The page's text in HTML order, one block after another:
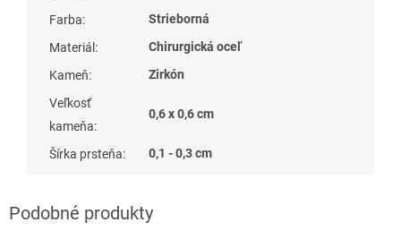
Farba:
Strieborná
Materiál :
Chirurgická oceľ
Kameň:
Zirkón
Veľkosť
kameňa:
0,6 x 0,6 cm
Šírka prsteňa: 0,1 - 0,3 cm